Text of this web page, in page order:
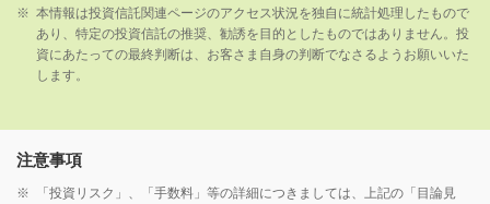
※ 本情報は投資信託関連ページのアクセス状況を独自に統計処理したもので
あり、特定の投資信託の推奨、勧誘を目的としたものではありません。投
資にあたっての最終判断は、お客さま自身の判断でなさるようお願いいた
します。
注意事項
※
「投資リスク」、「手数料」等の詳細につきましては、上記の「目論見